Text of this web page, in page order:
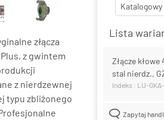
złącza
z gwintem
z nierdzewnej
typu zbliżonego
Katalogowy
Lista
Złącze kłowe
stal nierdz.,
Indeks : LU-
Zapytaj